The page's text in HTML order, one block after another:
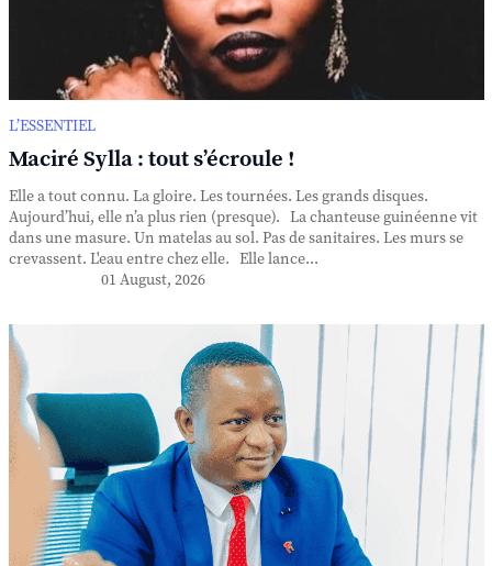
L’ESSENTIEL
Maciré Sylla : tout s’écroule !
Elle a tout connu. La gloire. Les tournées. Les grands disques.
Aujourd’hui, elle n’a plus rien (presque). La chanteuse guinéenne vit
dans une masure. Un matelas au sol. Pas de sanitaires. Les murs se
crevassent. L'eau entre chez elle. Elle lance...
01 August, 2026